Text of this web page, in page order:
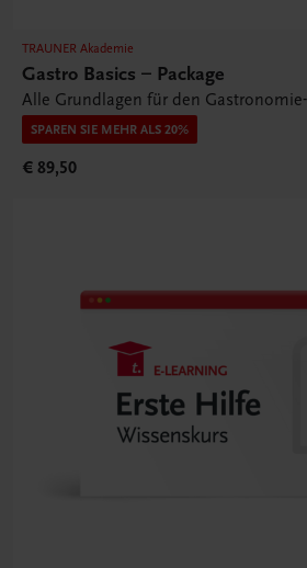
TRAUNER Akademie
Gastro Basics – Package
Alle Grundlagen für den
SPAREN SIE MEHR ALS 20%
€ 89,50